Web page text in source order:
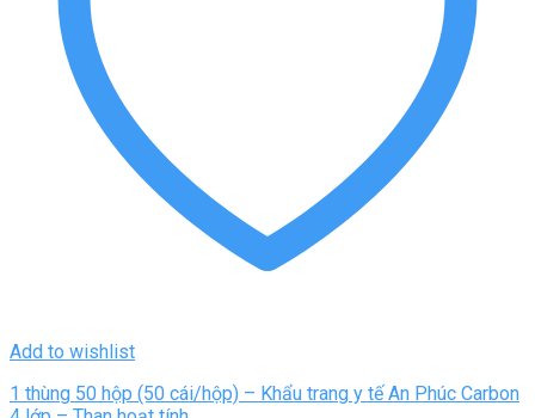
Add to wishlist
1 thùng 50 hộp (50 cái/hộp) – Khẩu trang y tế An Phúc Carbon